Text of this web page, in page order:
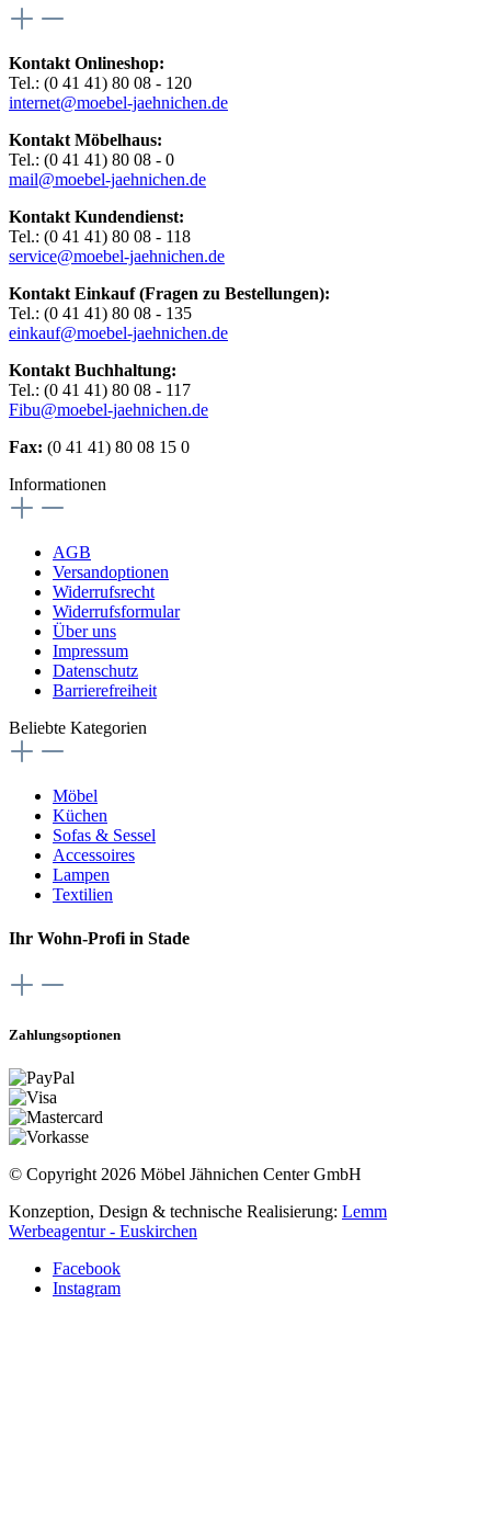
Kontakt Onlineshop:
Tel.: (0 41 41) 80 08 - 120
internet@moebel-jaehnichen.de
Kontakt Möbelhaus:
Tel.: (0 41 41) 80 08 - 0
mail@moebel-jaehnichen.de
Kontakt Kundendienst:
Tel.: (0 41 41) 80 08 - 118
service@moebel-jaehnichen.de
Kontakt Einkauf (Fragen zu Bestellungen):
Tel.: (0 41 41) 80 08 - 135
einkauf@moebel-jaehnichen.de
Kontakt Buchhaltung:
Tel.: (0 41 41) 80 08 - 117
Fibu@moebel-jaehnichen.de
Fax: (0 41 41) 80 08 15 0
Informationen
AGB
Versandoptionen
Widerrufsrecht
Widerrufsformular
Über uns
Impressum
Datenschutz
Barrierefreiheit
Beliebte Kategorien
Möbel
Küchen
Sofas & Sessel
Accessoires
Lampen
Textilien
Ihr Wohn-Profi in Stade
Zahlungsoptionen
© Copyright 2026 Möbel Jähnichen Center GmbH
Konzeption, Design & technische Realisierung: Lemm
Werbeagentur - Euskirchen
Facebook
Instagram